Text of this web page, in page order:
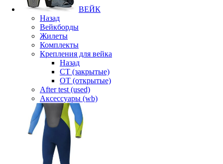
ВЕЙК
Назад
Вейкборды
Жилеты
Комплекты
Крепления для вейка
Назад
CT (закрытые)
OT (открытые)
After test (used)
Аксессуары (wb)